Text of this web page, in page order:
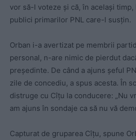
vor să-l voteze și că, în același
publici primarilor PNL care-l susțin.
Orban i-a avertizat pe membrii
personal, n-are nimic de pierdut
președinte. De când a ajuns șeful
zile de concediu, a spus acesta. În
distruge cu Cîțu la conducere: „Nu
am ajuns în sondaje ca să nu vă
Capturat de gruparea Cîțu, spune